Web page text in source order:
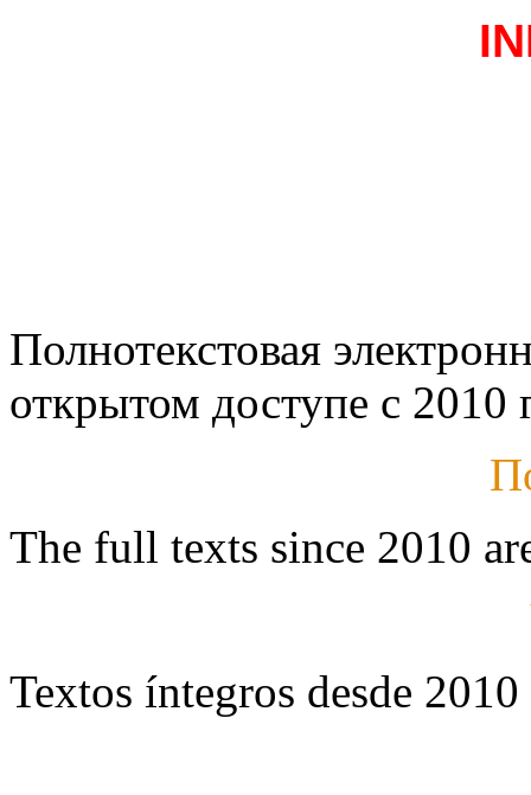
Полнотекстовая
открытом доступе с 2010
The full texts since 2010
Textos íntegros desde